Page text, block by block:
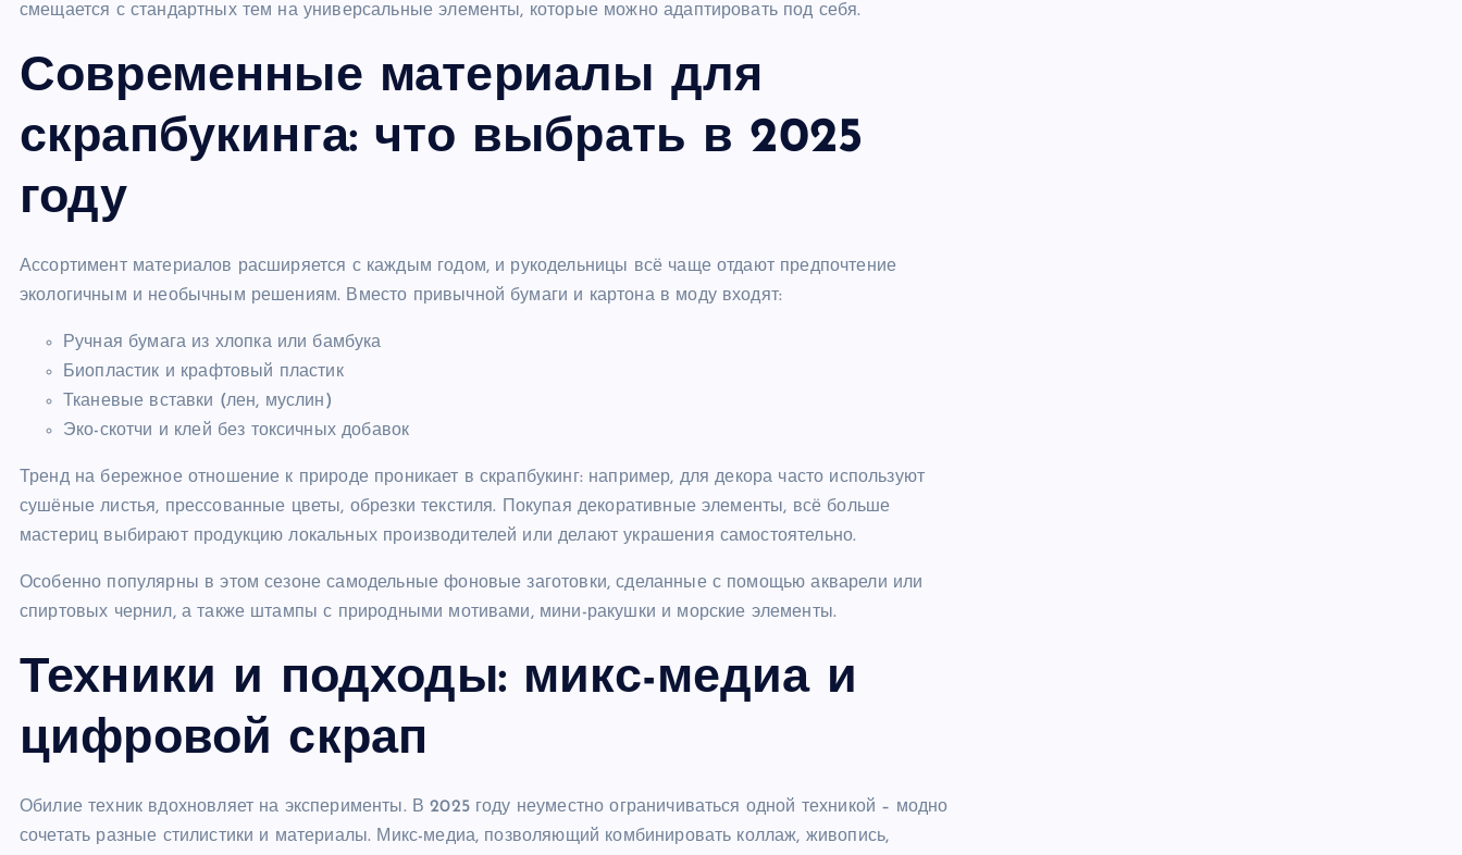
смещается с стандартных тем на универсальные элементы, которые можно адаптировать под себя.
Современные материалы для
скрапбукинга: что выбрать в 2025
году
Ассортимент материалов расширяется с каждым годом, и рукодельницы всё чаще отдают предпочтение
экологичным и необычным решениям. Вместо привычной бумаги и картона в моду входят:
Ручная бумага из хлопка или бамбука
Биопластик и крафтовый пластик
Тканевые вставки (лен, муслин)
Эко-скотчи и клей без токсичных добавок
Тренд на бережное отношение к природе проникает в скрапбукинг: например, для декора часто используют
сушёные листья, прессованные цветы, обрезки текстиля. Покупая декоративные элементы, всё больше
мастериц выбирают продукцию локальных производителей или делают украшения самостоятельно.
Особенно популярны в этом сезоне самодельные фоновые заготовки, сделанные с помощью акварели или
спиртовых чернил, а также штампы с природными мотивами, мини-ракушки и морские элементы.
Техники и подходы: микс-медиа и
цифровой скрап
Обилие техник вдохновляет на эксперименты. В 2025 году неуместно ограничиваться одной техникой – модно
сочетать разные стилистики и материалы. Микс-медиа, позволяющий комбинировать коллаж, живопись,